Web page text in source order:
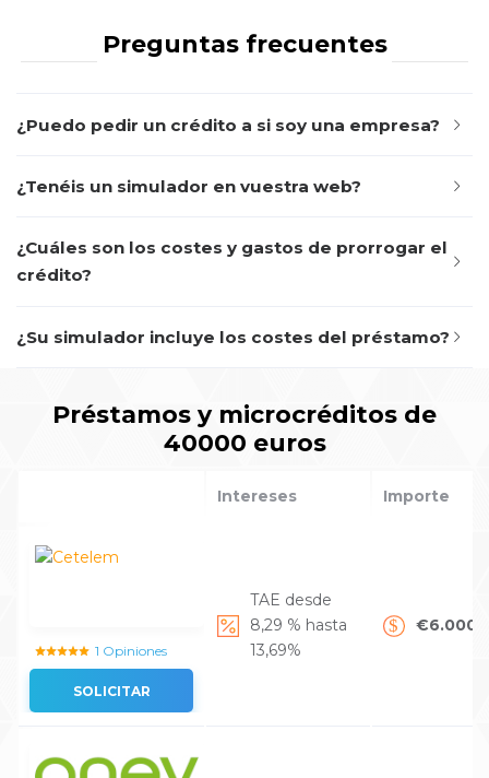
Preguntas frecuentes
¿Puedo pedir un crédito a si soy una empresa?
¿Tenéis un simulador en vuestra web?
¿Cuáles son los costes y gastos de prorrogar el
crédito?
¿Su simulador incluye los costes del préstamo?
Préstamos y microcréditos de
40000 euros
Intereses Importe
1 Opiniones
SOLICITAR
TAE desde
8,29 % hasta
13,69%
€6.000